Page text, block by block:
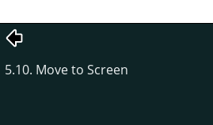
5.10. Move to Screen